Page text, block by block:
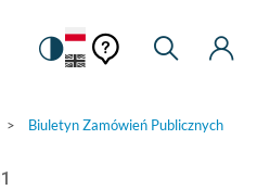
Ustawienia
Zmiana
na
kontrastową
Pomoc
kontekstowa
Pomoc
Moje
> Biuletyn Zamówień Publicznych